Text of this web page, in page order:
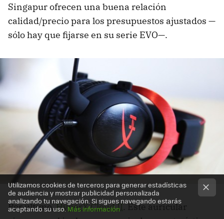
Singapur ofrecen una buena relación
calidad/precio para los presupuestos ajustados —
sólo hay que fijarse en su serie EVO—.
Por último,HyperX Cloud II. Este auricular
Utilizamos cookies de terceros para generar estadísticas
de audiencia y mostrar publicidad personalizada
analizando tu navegación. Si sigues navegando estarás
aceptando su uso.Más información